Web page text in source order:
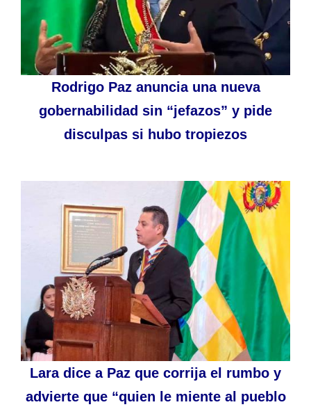
Rodrigo Paz anuncia una nueva
gobernabilidad sin “jefazos” y pide
disculpas si hubo tropiezos
Lara dice a Paz que corrija el rumbo y
advierte que “quien le miente al pueblo